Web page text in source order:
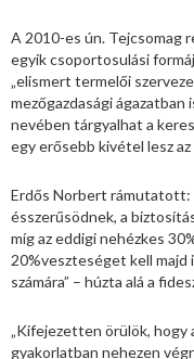
A 2010-es ún. Tejcsomag
egyik csoportosulási
„elismert termelői
mezőgazdasági
nevében tárgyalhat a
egy erősebb kivétel lesz
Erdős Norbert rámutatott:
ésszerűsödnek, a
míg az eddigi nehézkes
20%veszteséget kell majd
számára” – húzta alá a
„Kifejezetten örülök, hogy
gyakorlatban nehezen